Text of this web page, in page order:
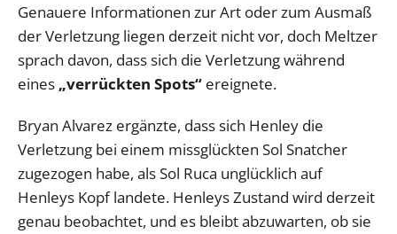
Genauere Informationen zur Art oder zum Ausmaß
der Verletzung liegen derzeit nicht vor, doch Meltzer
sprach davon, dass sich die Verletzung während
eines „verrückten Spots“ ereignete.
Bryan Alvarez ergänzte, dass sich Henley die
Verletzung bei einem missglückten Sol Snatcher
zugezogen habe, als Sol Ruca unglücklich auf
Henleys Kopf landete. Henleys Zustand wird derzeit
genau beobachtet, und es bleibt abzuwarten, ob sie